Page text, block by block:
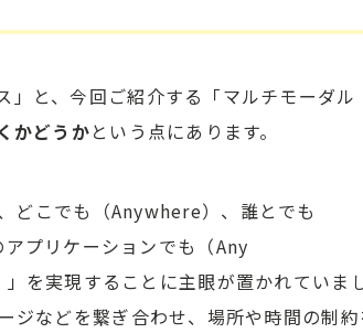
」と、今回ご紹介する「マルチモーダル
かどうかという点にあります。
どこでも（Anywhere）、誰とでも
プリケーションでも（Any
を実現することに主眼が置かれていま
ジなどを繋ぎ合わせ、場所や時間の制